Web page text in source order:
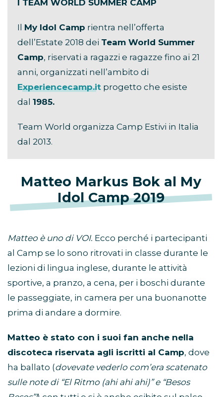
I TEAM WORLD SUMMER CAMP
Il My Idol Camp rientra nell’offerta
dell’Estate 2018 dei Team World Summer
Camp, riservati a ragazzi e ragazze fino ai 21
anni, organizzati nell’ambito di
Experiencecamp.it progetto che esiste
dal 1985.
Team World organizza Camp Estivi in Italia
dal 2013.
Matteo Markus Bok al My
Idol Camp 2019
Matteo è uno di VOI. Ecco perché i partecipanti
al Camp se lo sono ritrovati in classe durante le
lezioni di lingua inglese, durante le attività
sportive, a pranzo, a cena, per i boschi durante
le passeggiate, in camera per una buonanotte
prima di andare a dormire.
Matteo è stato con i suoi fan anche nella
discoteca riservata agli iscritti al Camp, dove
ha ballato (dovevate vederlo com’era scatenato
sulle note di “El Ritmo (ahi ahi ahi)” e “Besos